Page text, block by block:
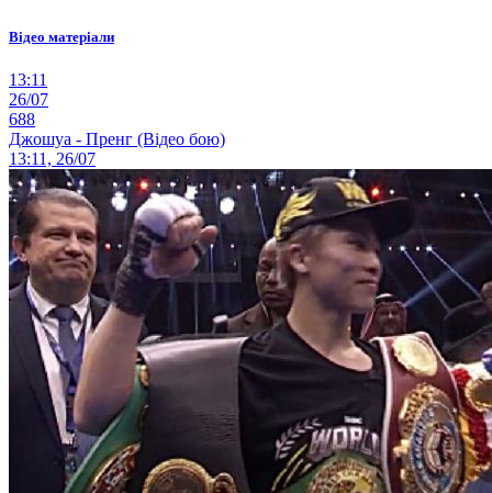
Відео матеріали
13:11
26/07
688
Джошуа - Пренг (Відео бою)
13:11, 26/07